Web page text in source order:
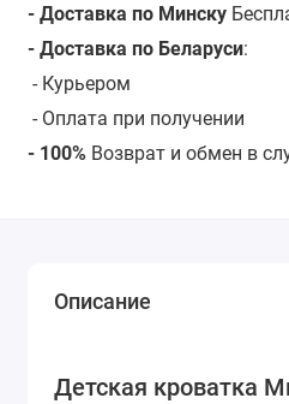
- Доставка по Минску
- Доставка по Беларуси:
- Курьером
- Оплата при получении
- 100% Возврат и обмен в
Описание
Детская кроватка